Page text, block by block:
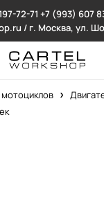
72-71 +7 (993) 607
/ г. Москва, ул.